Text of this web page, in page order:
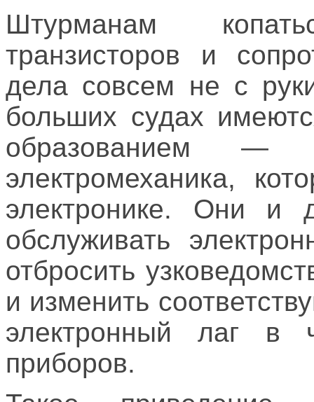
Штурманам
транзисторов и
дела совсем не с
больших судах
образованием
электромеханика,
электронике. Они и
обслуживать
отбросить
и изменить
электронный лаг в
приборов.